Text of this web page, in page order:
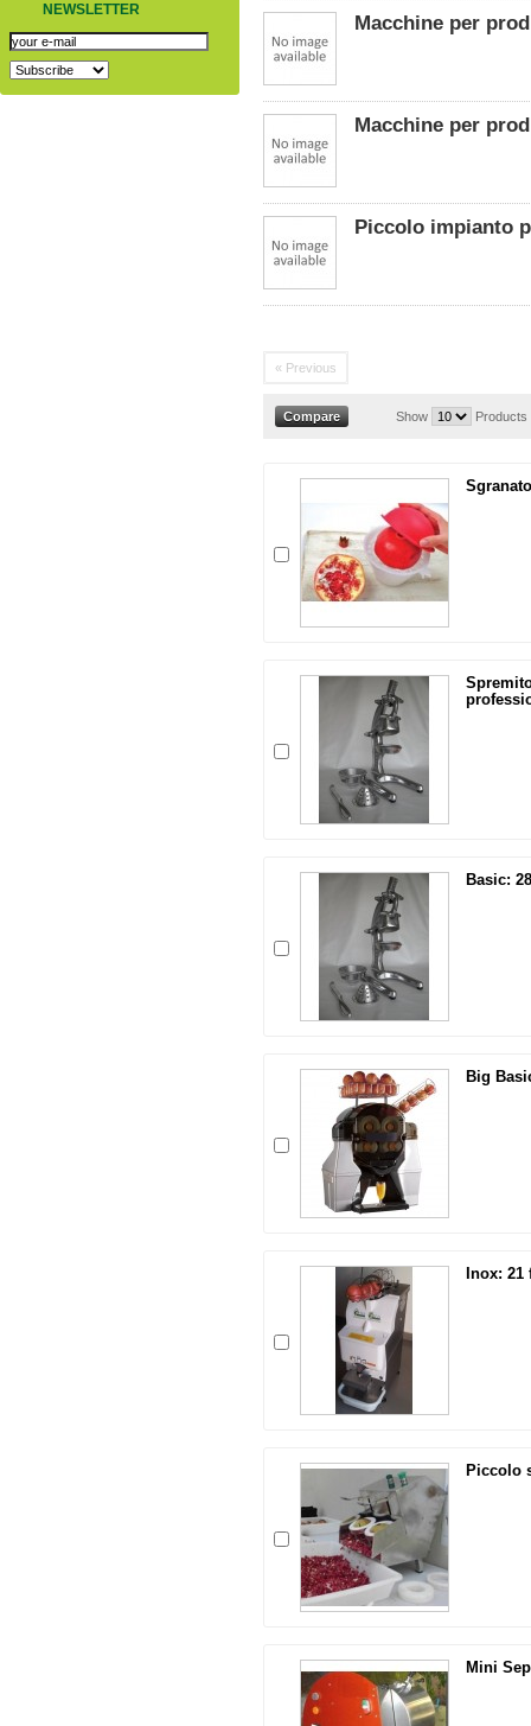
NEWSLETTER
Macchine per
Macchine per
Piccolo impianto
« Previous
Show Products
Basic:
Big
Inox:
Piccolo
Mini